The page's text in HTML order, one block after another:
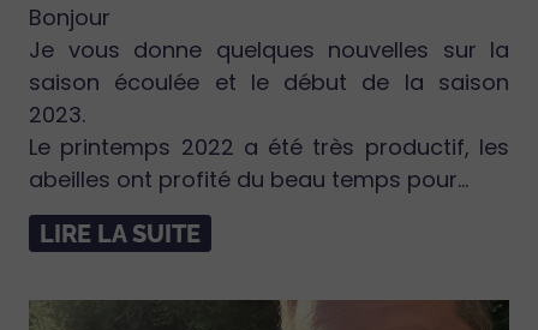
Bonjour
Je vous donne quelques nouvelles sur la
saison écoulée et le début de la saison
2023.
Le printemps 2022 a été très productif, les
abeilles ont profité du beau temps pour...
LIRE LA SUITE